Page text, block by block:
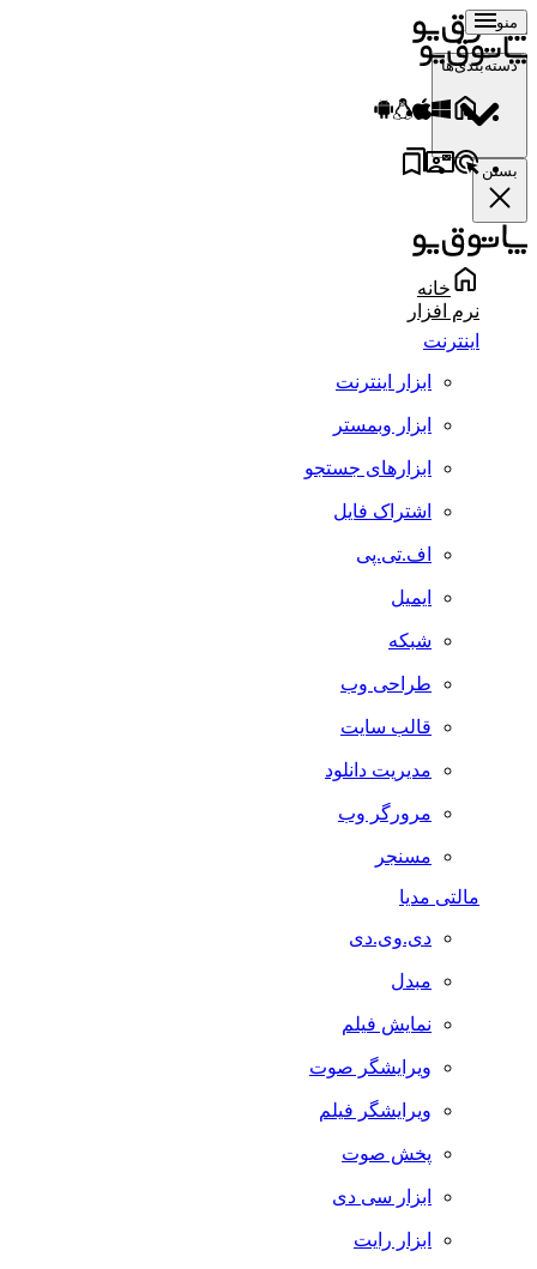
منو
دسته‌بندی‌ها
بستن
خانه
نرم افزار
اینترنت
ابزار اینترنت
ابزار وبمستر
ابزارهای جستجو
اشتراک فایل
اف.تی.پی
ایمیل
شبکه
طراحی وب
قالب سایت
مدیریت دانلود
مرورگر وب
مسنجر
مالتی مدیا
دی.وی.دی
مبدل
نمایش فیلم
ویرایشگر صوت
ویرایشگر فیلم
پخش صوت
ابزار سی دی
ابزار رایت